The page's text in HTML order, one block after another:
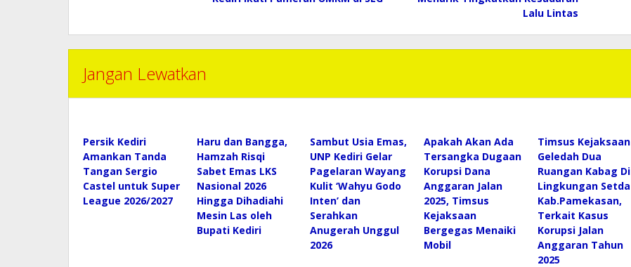
Lalu Lintas
Jangan Lewatkan
Persik Kediri
Amankan Tanda
Tangan Sergio
Castel untuk Super
League 2026/2027
Haru dan Bangga,
Hamzah Risqi
Sabet Emas LKS
Nasional 2026
Hingga Dihadiahi
Mesin Las oleh
Bupati Kediri
Sambut Usia Emas,
UNP Kediri Gelar
Pagelaran Wayang
Kulit ‘Wahyu Godo
Inten’ dan
Serahkan
Anugerah Unggul
2026
Apakah Akan Ada
Tersangka Dugaan
Korupsi Dana
Anggaran Jalan
2025, Timsus
Kejaksaan
Bergegas Menaiki
Mobil
Timsus Kejaksaan
Geledah Dua
Ruangan Kabag Di
Lingkungan Setda
Kab.Pamekasan,
Terkait Kasus
Korupsi Jalan
Anggaran Tahun
2025